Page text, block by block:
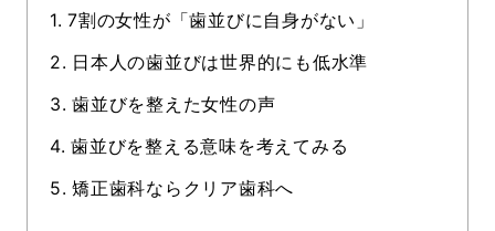
1. 7割の女性が「歯並びに自身がない」
2. 日本人の歯並びは世界的にも低水準
3. 歯並びを整えた女性の声
4. 歯並びを整える意味を考えてみる
5. 矯正歯科ならクリア歯科へ